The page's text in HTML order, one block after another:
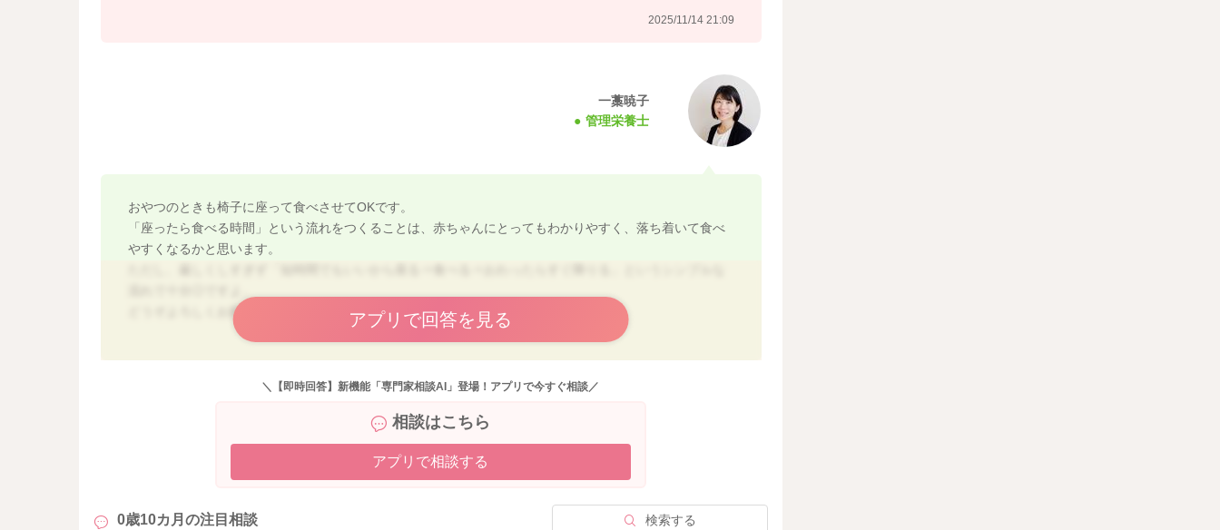
・座面が斜めじゃない
→ 足置きがないならタオルや段ボールで代用OK
まずは、「今日の食事は3分座れた！」という小さい成功で十分◎です。
すぐに悪い習慣が定着するわけではないので、お子さんのペースで長い目ですすめてみてくださいね。
2025/11/14 21:09
一藁暁子
管理栄養士
おやつのときも椅子に座って食べさせてOKです。
「座ったら食べる時間」という流れをつくることは、赤ちゃんにとってもわかりやすく、落ち着いて食べ
やすくなるかと思います。
どうぞよろしくお願いいたします。
アプリで回答を見る
＼【即時回答】新機能「専門家相談AI」登場！アプリで今すぐ相談／
相談はこちら
アプリで相談する
0歳10カ月の注目相談 検索する